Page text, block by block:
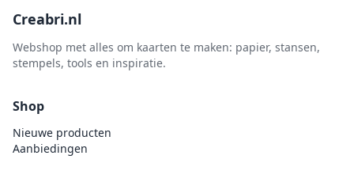
Creabri.nl
Webshop met alles om kaarten te maken: papier, stansen,
stempels, tools en inspiratie.
Shop
Nieuwe producten
Aanbiedingen